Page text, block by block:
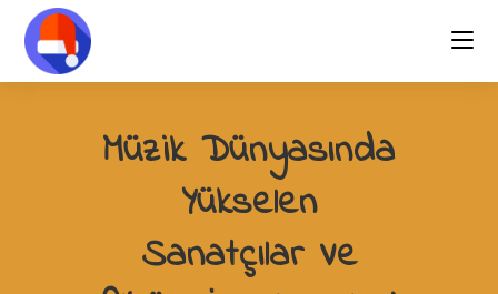
content
Müzik Dünyasında
Yükselen
Sanatçılar Ve